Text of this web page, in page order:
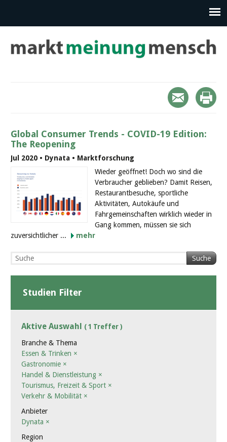
Global Consumer Trends - COVID-19 Edition:
The Reopening
Jul 2020 • Dynata • Marktforschung
Wieder geöffnet! Doch wo sind die
Verbraucher geblieben? Damit Reisen,
Restaurantbesuche, sportliche
Aktivitäten, Autokäufe und
Fahrgemeinschaften wirklich wieder in
Gang kommen, müssen sie sich
zuversichtlicher ...
mehr
Suche
Studien Filter
Aktive Auswahl ( 1 Treffer )
Branche & Thema
Essen & Trinken ×
Gastronomie ×
Handel & Dienstleistung ×
Tourismus, Freizeit & Sport ×
Verkehr & Mobilität ×
Anbieter
Dynata ×
Region